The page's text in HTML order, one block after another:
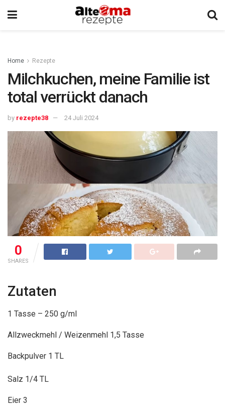
Home Rezepte
Milchkuchen, meine Familie ist
total verrückt danach
by rezepte38 24 Juli 2024
0
SHARES
Zutaten
1 Tasse – 250 g/ml
Allzweckmehl / Weizenmehl 1,5 Tasse
Backpulver 1 TL
Salz 1/4 TL
Eier 3